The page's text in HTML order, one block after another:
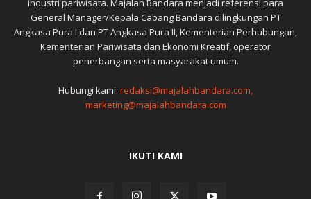
industri pariwisata. Majalah Bandara menjadi referensi para
General Manager/Kepala Cabang Bandara dilingkungan PT
Angkasa Pura I dan PT Angkasa Pura II, Kementerian Perhubungan,
Kementerian Pariwisata dan Ekonomi Kreatif, operator
penerbangan serta masyarakat umum.
Hubungi kami: redaksi@majalahbandara.com,
marketing@majalahbandara.com
IKUTI KAMI